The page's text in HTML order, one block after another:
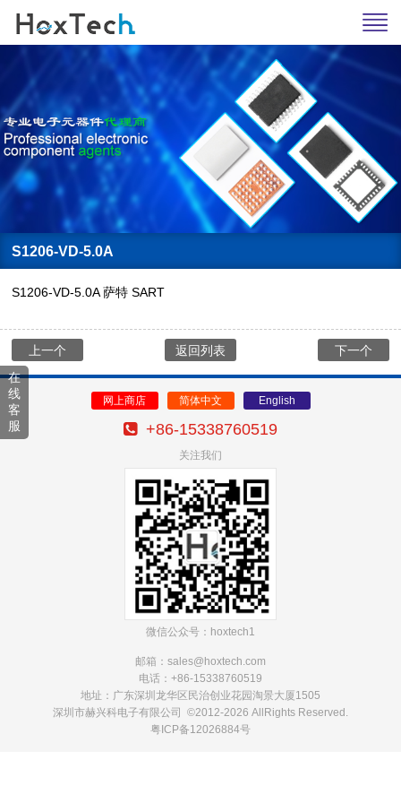
S1206-VD-5.0A
S1206-VD-5.0A 萨特 SART
上一个 下一个
返回列表
网上商店 简体中文 English
+86-15338760519
关注我们
微信公众号：hoxtech1
邮箱：sales@hoxtech.com
电话：+86-15338760519
地址：广东深圳龙华区民治创业花园淘景大厦1505
深圳市赫兴科电子有限公司 ©2012-2026 AllRights Reserved.
粤ICP备12026884号
在
线
客
服